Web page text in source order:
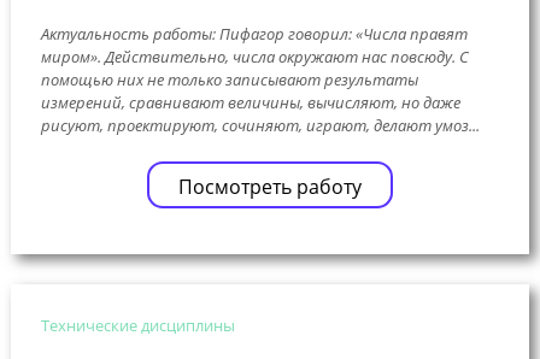
Актуальность работы: Пифагор говорил: «Числа правят
миром». Действительно, числа окружают нас повсюду. С
помощью них не только записывают результаты
измерений, сравнивают величины, вычисляют, но даже
рисуют, проектируют, сочиняют, играют, делают умоз...
Посмотреть работу
Технические дисциплины